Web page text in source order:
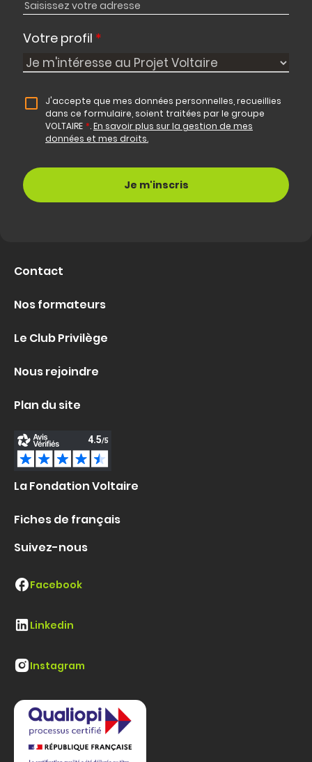
Votre profil *
J'accepte que mes données personnelles, recueillies
dans ce formulaire, soient traitées par le groupe
VOLTAIRE *.En savoir plus sur la gestion de mes
données et mes droits.
Contact
Nos formateurs
Le Club Privilège
Nous rejoindre
Plan du site
La Fondation Voltaire
Fiches de français
Suivez-nous
Facebook
Linkedin
Instagram